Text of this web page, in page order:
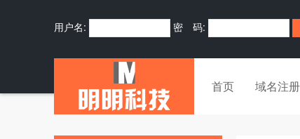
用户名: 密 码:
首页 域名注册